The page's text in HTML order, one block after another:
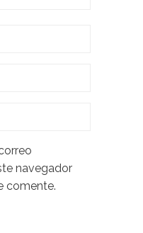
navegador
comente.